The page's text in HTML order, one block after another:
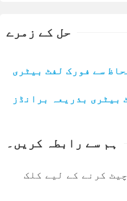
حل کے زمرے
سے فورک لفٹ بیٹری
بیٹری بذریعہ برانڈز
ہم سے رابطہ کریں۔
کرنے کے لیے کلک